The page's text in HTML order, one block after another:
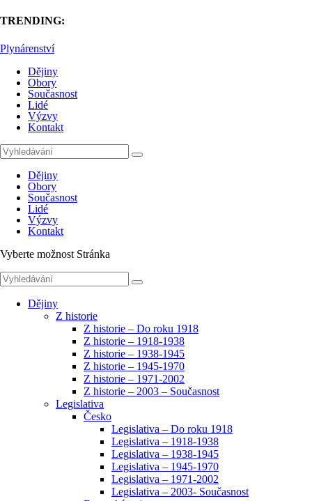
TRENDING:
Plynárenství
Dějiny
Obory
Současnost
Lidé
Výzvy
Kontakt
Dějiny
Obory
Současnost
Lidé
Výzvy
Kontakt
Vyberte možnost Stránka
Dějiny
Z historie
Z historie – Do roku 1918
Z historie – 1918-1938
Z historie – 1938-1945
Z historie – 1945-1970
Z historie – 1971-2002
Z historie – 2003 – Současnost
Legislativa
Česko
Legislativa – Do roku 1918
Legislativa – 1918-1938
Legislativa – 1938-1945
Legislativa – 1945-1970
Legislativa – 1971-2002
Legislativa – 2003- Současnost